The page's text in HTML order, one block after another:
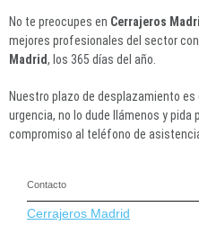
No te preocupes en Cerrajeros
mejores profesionales del sector
Madrid, los 365 días del año.
Nuestro plazo de desplazamiento
urgencia, no lo dude llámenos y
compromiso al teléfono de
Contacto
Cerrajeros Madrid